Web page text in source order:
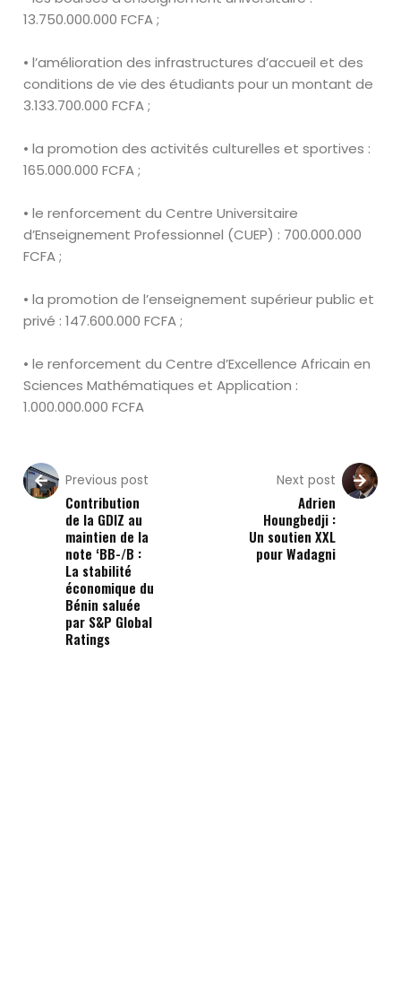
13.750.000.000 FCFA ;
• l’amélioration des infrastructures d’accueil et des
conditions de vie des étudiants pour un montant de
3.133.700.000 FCFA;
• la promotion des activités culturelles et sportives :
165.000.000 FCFA ;
• le renforcement du Centre Universitaire
d’Enseignement Professionnel (CUEP) : 700.000.000
FCFA ;
• la promotion de l’enseignement supérieur public et
privé :147.600.000 FCFA ;
• le renforcement du Centre d’Excellence Africain en
Sciences Mathématiques et Application :
1.000.000.000 FCFA
Previous post
Contribution
de la GDIZ au
maintien de la
note ‘BB-/B :
La stabilité
économique du
Bénin saluée
par S&P Global
Ratings
Next post
Adrien
Houngbedji :
Un soutien XXL
pour Wadagni